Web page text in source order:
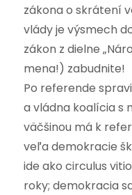
zákona o skrátení
vlády je výsmech
zákon z dielne
mena!) zabudnite!
Po referende
a vládna koalícia s
väčšinou má k
veľa demokracie
ide ako circulus
roky; demokracia